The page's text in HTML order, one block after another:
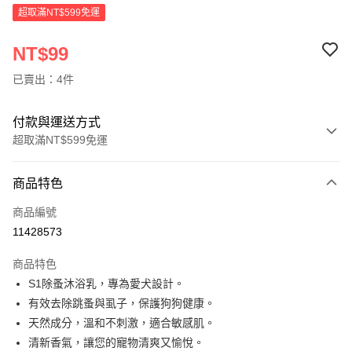
超取滿NT$599免運
NT$99
已賣出：4件
付款與運送方式
超取滿NT$599免運
信用卡一次付款
超商取貨付款
Apple Pay
街口支付
悠遊付
商品特色
商品編號
11428573
商品特色
S1除蚤沐浴乳，專為愛犬設計。
有效去除跳蚤與虱子，保護狗狗健康。
天然成分，溫和不刺激，適合敏感肌。
清新香氣，讓您的寵物清爽又愉悅。